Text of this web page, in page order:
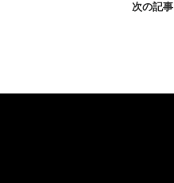
次の記事